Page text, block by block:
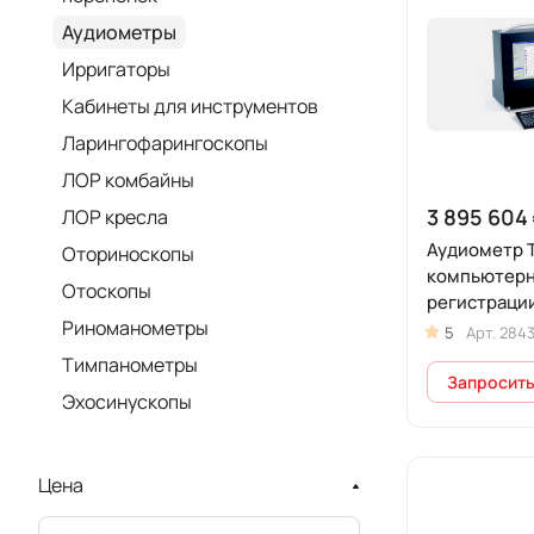
3 895 604
Аудиометр
эмиссии)
5 Арт. 2843
Аудиометры
Ирригаторы
Кабинеты для инструментов
Ларингофарингоскопы
ЛОР комбайны
ЛОР кресла
Оториноскопы
Отоскопы
Риноманометры
Тимпанометры
Эхосинускопы
Цена